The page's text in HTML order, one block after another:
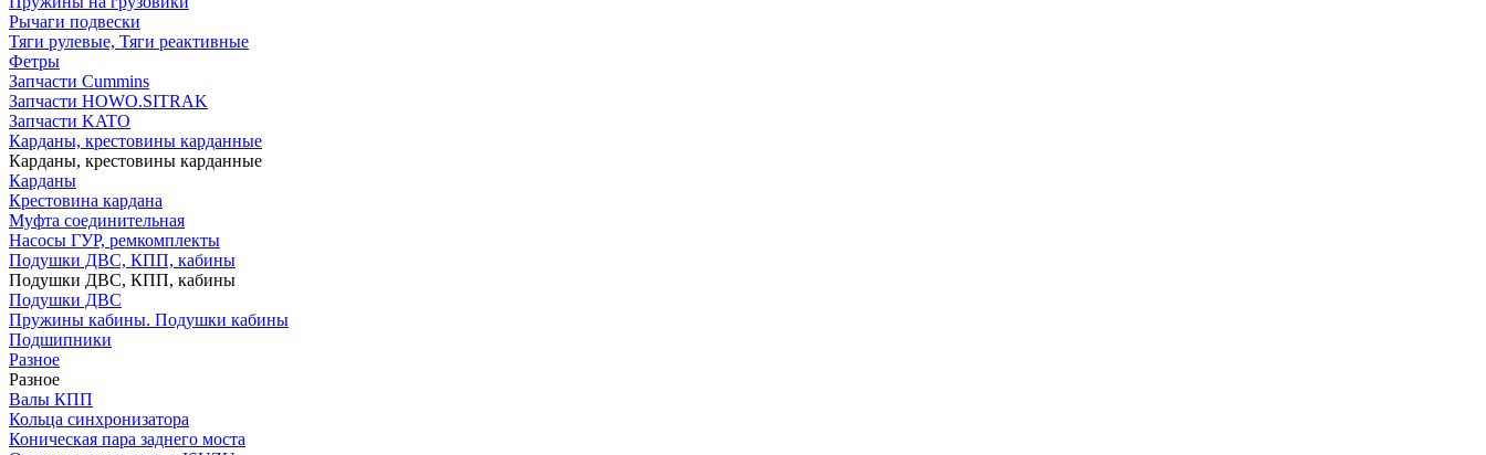
Рычаги подвески
Тяги рулевые, Тяги реактивные
Фетры
Запчасти Cummins
Запчасти HOWO.SITRAK
Запчасти KATO
Карданы, крестовины карданные
Карданы, крестовины карданные
Карданы
Крестовина кардана
Муфта соединительная
Насосы ГУР, ремкомплекты
Подушки ДВС, КПП, кабины
Подушки ДВС, КПП, кабины
Подушки ДВС
Пружины кабины. Подушки кабины
Подшипники
Разное
Разное
Валы КПП
Кольца синхронизатора
Коническая пара заднего моста